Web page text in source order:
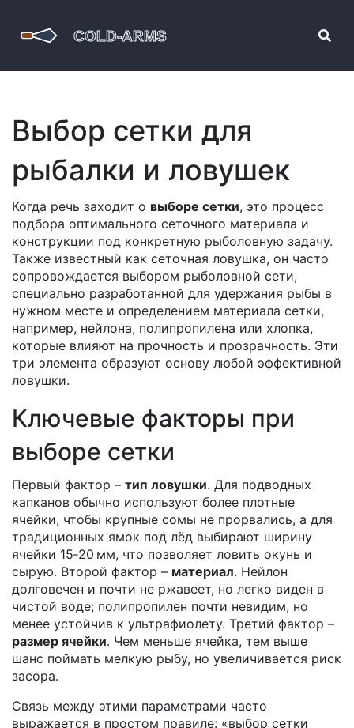
Выбор сетки для
рыбалки и ловушек
Когда речь заходит о выборе сетки, это процесс
подбора оптимального сеточного материала и
конструкции под конкретную рыболовную задачу.
Также известный как сеточная ловушка, он часто
сопровождается выбором рыболовной сети,
специально разработанной для удержания рыбы в
нужном месте и определением материала сетки,
например, нейлона, полипропилена или хлопка,
которые влияют на прочность и прозрачность. Эти
три элемента образуют основу любой эффективной
ловушки.
Ключевые факторы при
выборе сетки
Первый фактор – тип ловушки. Для подводных
капканов обычно используют более плотные
ячейки, чтобы крупные сомы не прорвались, а для
традиционных ямок под лёд выбирают ширину
ячейки 15‑20 мм, что позволяет ловить окунь и
сырую. Второй фактор – материал. Нейлон
долговечен и почти не ржавеет, но легко виден в
чистой воде; полипропилен почти невидим, но
менее устойчив к ультрафиолету. Третий фактор –
размер ячейки. Чем меньше ячейка, тем выше
шанс поймать мелкую рыбу, но увеличивается риск
засора.
Связь между этими параметрами часто
выражается в простом правиле: «выбор сетки